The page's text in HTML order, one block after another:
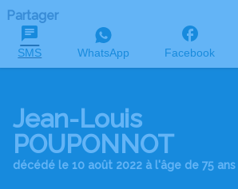
Partager
SMS WhatsApp Facebook
Jean-Louis
POUPONNOT
décédé le 10 août 2022 à l'âge de 75 ans